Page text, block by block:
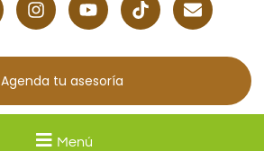
Agenda tu asesoría
Menú